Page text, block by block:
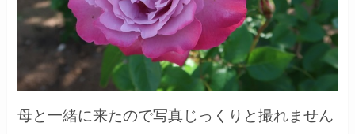
母と一緒に来たので写真じっくりと撮れません